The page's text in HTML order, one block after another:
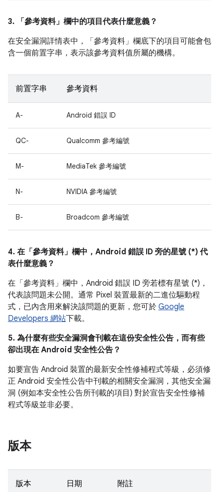
3. 「參考資料」 欄中的項目代表什麼意義？
在安全漏洞詳情表中，「參考資料」 欄底下的項目可能會包
含一個前置字串，表示該參考資料值所屬的機構。
前置字串 參考資料
A- Android 錯誤 ID
QC- Qualcomm 參考編號
M- MediaTek 參考編號
N- NVIDIA 參考編號
B- Broadcom 參考編號
4. 在「參考資料」 欄中，Android 錯誤 ID 旁的星號 (*) 代
表什麼意義？
在「參考資料」 欄中，Android 錯誤 ID 旁若標有星號 (*)，
代表該問題未公開。通常 Pixel 裝置最新的二進位驅動程
式，已內含用來解決該問題的更新，您可於 Google
Developers 網站下載。
5. 為什麼有些安全漏洞會刊載在這份安全性公告，而有些
卻出現在 Android 安全性公告？
如要宣告 Android 裝置的最新安全性修補程式等級，必須修
正 Android 安全性公告中刊載的相關安全漏洞，其他安全漏
洞 (例如本安全性公告所刊載的項目) 對於宣告安全性修補
程式等級並非必要。
版本
版本 日期 附註